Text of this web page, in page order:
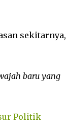
sekitarnya,
baru yang
Politik